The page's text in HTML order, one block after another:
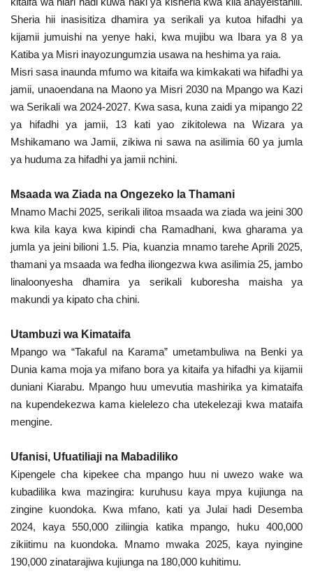
Sheria hii inasisitiza dhamira ya serikali ya kutoa hifadhi ya
kijamii jumuishi na yenye haki, kwa mujibu wa Ibara ya 8 ya
Katiba ya Misri inayozungumzia usawa na heshima ya raia.
Misri sasa inaunda mfumo wa kitaifa wa kimkakati wa hifadhi ya
jamii, unaoendana na Maono ya Misri 2030 na Mpango wa Kazi
wa Serikali wa 2024-2027. Kwa sasa, kuna zaidi ya mipango 22
ya hifadhi ya jamii, 13 kati yao zikitolewa na Wizara ya
Mshikamano wa Jamii, zikiwa ni sawa na asilimia 60 ya jumla
ya huduma za hifadhi ya jamii nchini.
Msaada wa Ziada na Ongezeko la Thamani
Mnamo Machi 2025, serikali ilitoa msaada wa ziada wa jeini 300
kwa kila kaya kwa kipindi cha Ramadhani, kwa gharama ya
jumla ya jeini bilioni 1.5. Pia, kuanzia mnamo tarehe Aprili 2025,
thamani ya msaada wa fedha iliongezwa kwa asilimia 25, jambo
linaloonyesha dhamira ya serikali kuboresha maisha ya
makundi ya kipato cha chini.
Utambuzi wa Kimataifa
Mpango wa “Takaful na Karama” umetambuliwa na Benki ya
Dunia kama moja ya mifano bora ya kitaifa ya hifadhi ya kijamii
duniani Kiarabu. Mpango huu umevutia mashirika ya kimataifa
na kupendekezwa kama kielelezo cha utekelezaji kwa mataifa
mengine.
Ufanisi, Ufuatiliaji na Mabadiliko
Kipengele cha kipekee cha mpango huu ni uwezo wake wa
kubadilika kwa mazingira: kuruhusu kaya mpya kujiunga na
zingine kuondoka. Kwa mfano, kati ya Julai hadi Desemba
2024, kaya 550,000 ziliingia katika mpango, huku 400,000
zikiitimu na kuondoka. Mnamo mwaka 2025, kaya nyingine
190,000 zinatarajiwa kujiunga na 180,000 kuhitimu.